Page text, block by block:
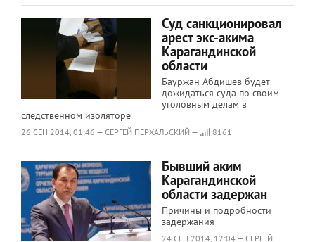
Суд санкционировал
арест экс-акима
Карагандинской
области
Бауржан Абдишев будет
дожидаться суда по своим
уголовным делам в
следственном изоляторе
26 СЕН 2014, 01:46 — СЕРГЕЙ ПЕРХАЛЬСКИЙ — 8161
Бывший аким
Карагандинской
области задержан
Причины и подробности
задержания
24 СЕН 2014, 12:04 — СЕРГЕЙ